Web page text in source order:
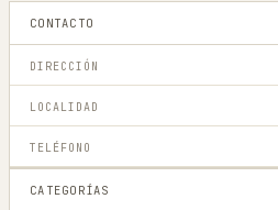
CONTACTO
DIRECCIÓN
LOCALIDAD
TELÉFONO
CATEGORÍAS